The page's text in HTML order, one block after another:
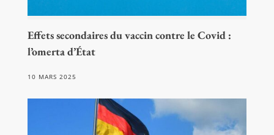
Effets secondaires du vaccin contre le Covid :
l’omerta d’État
10 MARS 2025